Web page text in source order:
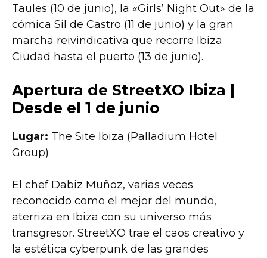
Taules (10 de junio), la «Girls’ Night Out» de la
cómica Sil de Castro (11 de junio) y la gran
marcha reivindicativa que recorre Ibiza
Ciudad hasta el puerto (13 de junio).
Apertura de StreetXO Ibiza |
Desde el 1 de junio
Lugar: The Site Ibiza (Palladium Hotel
Group)
El chef Dabiz Muñoz, varias veces
reconocido como el mejor del mundo,
aterriza en Ibiza con su universo más
transgresor. StreetXO trae el caos creativo y
la estética cyberpunk de las grandes